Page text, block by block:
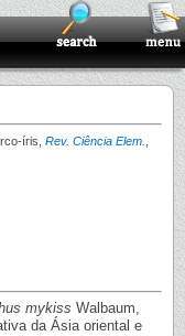
íris, Rev. Ciência Elem.
mykiss Walbaum,
da Ásia oriental e